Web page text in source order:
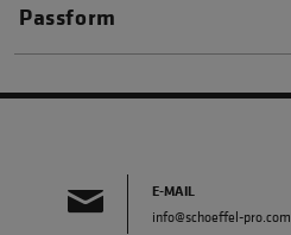
Passform
E-MAIL
info@schoeffel-pro.com